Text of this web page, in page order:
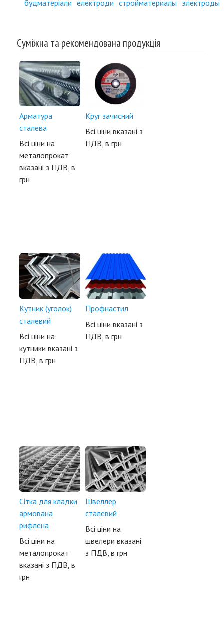
будматеріали електроди стройматериалы электроды
Суміжна та рекомендована продукція
Арматура
сталева
Всі ціни на
металопрокат
вказані з ПДВ, в
грн
Круг зачисний
Всі ціни вказані з
ПДВ, в грн
Кутник (уголок)
сталевий
Всі ціни на
кутники вказані з
ПДВ, в грн
Профнастил
Всі ціни вказані з
ПДВ, в грн
Сітка для кладки
армована
рифлена
Всі ціни на
металопрокат
вказані з ПДВ, в
грн
Швеллер
сталевий
Всі ціни на
швелери вказані
з ПДВ, в грн